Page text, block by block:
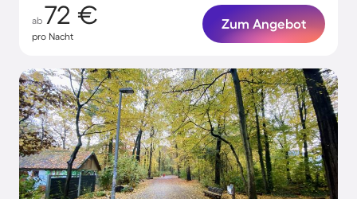
ab 72 €
pro Nacht
Zum Angebot